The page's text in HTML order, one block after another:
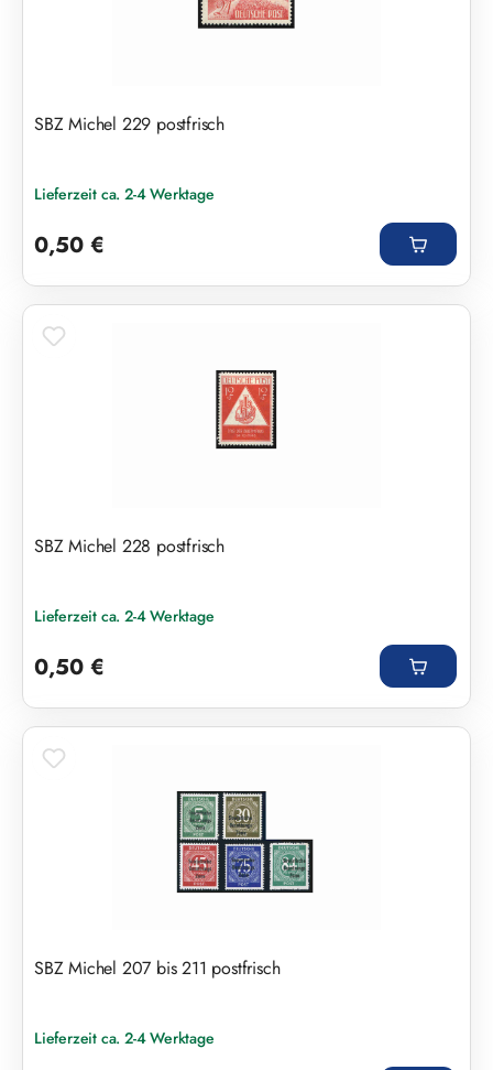
SBZ Michel 229 postfrisch
Lieferzeit ca. 2-4 Werktage
0,50 €
SBZ Michel 228 postfrisch
Lieferzeit ca. 2-4 Werktage
0,50 €
SBZ Michel 207 bis 211 postfrisch
Lieferzeit ca. 2-4 Werktage